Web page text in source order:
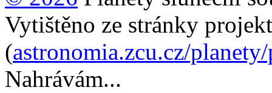
Vytištěno ze stránky
(astronomia.zcu.cz/
Nahrávám...